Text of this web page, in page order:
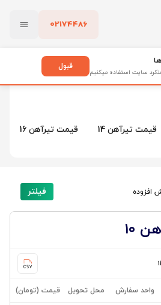
02174486
پاک کردن
قیمت تیرآهن ۱۰
قیمت تیرآهن 14 قیمت تیرآهن 16
افزوده فیلتر
۱۰
واحد سفارش محل تحویل قیمت (تومان)
سایت استفاده میکنیم
قبول